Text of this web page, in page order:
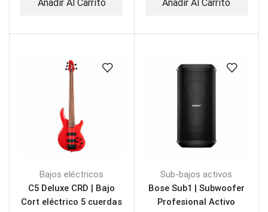
Añadir Al Carrito Añadir Al Carrito
Bajos eléctricos
C5 Deluxe CRD | Bajo
Cort eléctrico 5 cuerdas
Sub-bajos activos
Bose Sub1 | Subwoofer
Profesional Activo